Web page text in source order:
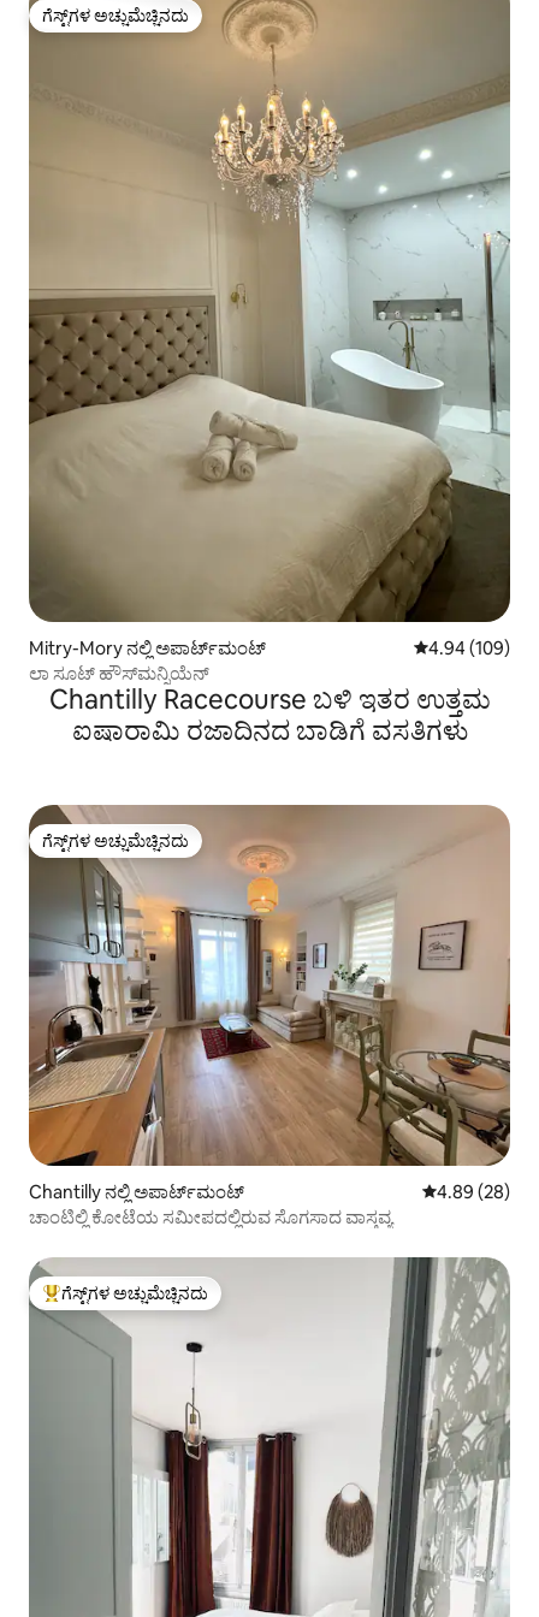
ಗೆಸ್ಟ್‌ಗಳ ಅಚ್ಚುಮೆಚ್ಚಿನದು
ಗೆಸ್ಟ್‌ಗಳ ಅಚ್ಚುಮೆಚ್ಚಿನದು
Mitry-Mory ನಲ್ಲಿ ಅಪಾರ್ಟ್‌ಮಂಟ್ 5 ರಲ್ಲಿ 4.94
4.94 (109)
ಲಾ ಸೂಟ್ ಹೌಸ್‌ಮನ್ನಿಯೆನ್
Chantilly Racecourse ಬಳಿ ಇತರ ಉತ್ತಮ
ಐಷಾರಾಮಿ ರಜಾದಿನದ ಬಾಡಿಗೆ ವಸತಿಗಳು
ಗೆಸ್ಟ್‌ಗಳ ಅಚ್ಚುಮೆಚ್ಚಿನದು
ಗೆಸ್ಟ್‌ಗಳ ಅಚ್ಚುಮೆಚ್ಚಿನದು
Chantilly ನಲ್ಲಿ ಅಪಾರ್ಟ್‌ಮಂಟ್ 5 ರಲ್ಲಿ 4.89
4.89 (28)
ಚಾಂಟಿಲ್ಲಿ ಕೋಟೆಯ ಸಮೀಪದಲ್ಲಿರುವ ಸೊಗಸಾದ ವಾಸ್ತವ್ಯ
ಗೆಸ್ಟ್‌ಗಳಿಗೆ ಅತಿ ಹೆಚ್ಚು ಅಚ್ಚುಮೆಚ್ಚಿನದು
ಗೆಸ್ಟ್‌ಗಳ ಅಚ್ಚುಮೆಚ್ಚಿನದು